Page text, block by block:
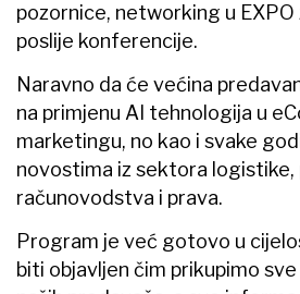
pozornice, networking u
poslije konferencije.
Naravno da će većina
na primjenu AI tehnologija u
marketingu, no kao i svake
novostima iz sektora logistike,
računovodstva i prava.
Program je već gotovo u
biti objavljen čim prikupimo